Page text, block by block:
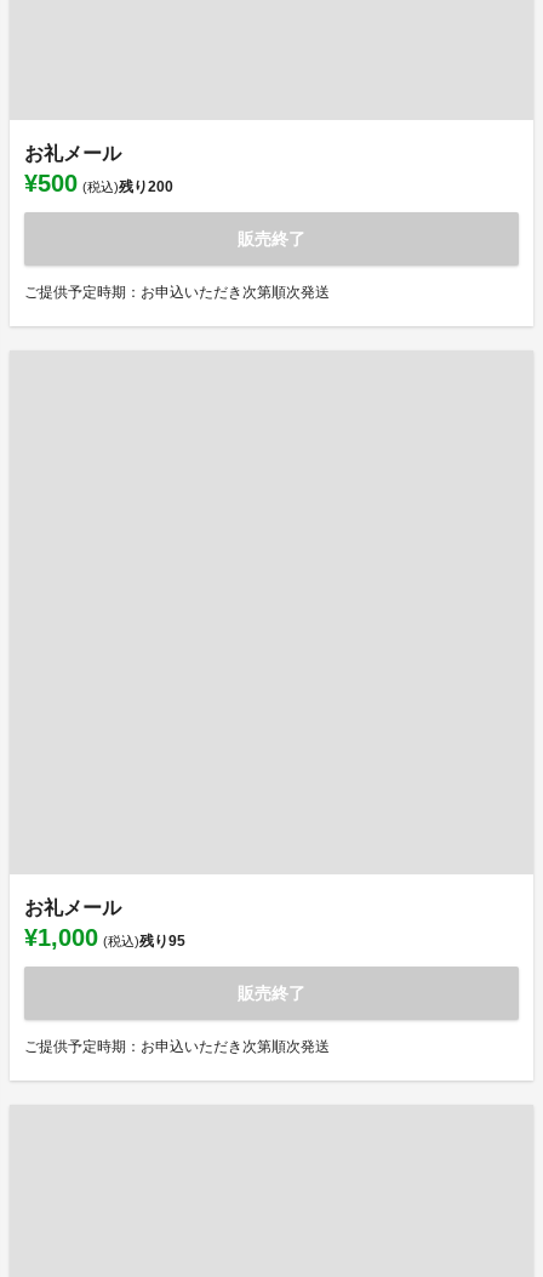
お礼メール
¥500 (税込)残り200
販売終了
ご提供予定時期：お申込いただき次第順次発送
お礼メール
¥1,000 (税込)残り95
販売終了
ご提供予定時期：お申込いただき次第順次発送